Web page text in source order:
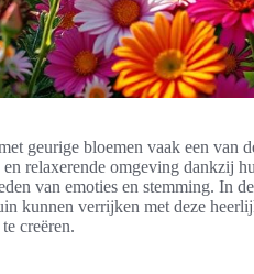
geurige bloemen vaak een van
relaxerende omgeving dankzij
van emoties en stemming. In
kunnen verrijken met deze
creëren.